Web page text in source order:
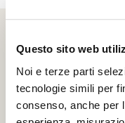
Questo sito web
Noi e terze parti
tecnologie simili per
consenso, anche per
SCRIGNO S.P.A.